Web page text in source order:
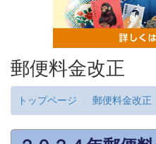
郵便料金改正
トップページ 郵便料金改正